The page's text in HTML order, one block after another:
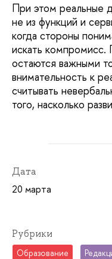
При этом реальные
не из функций и
когда стороны
искать
остаются важными
внимательность к
считывать
того, насколько
Дата
20 марта
Рубрики
Образование